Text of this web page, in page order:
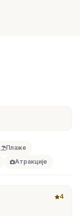
Плаже
Атракције
4